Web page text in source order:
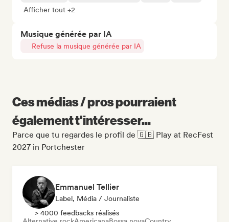
Afficher tout +2
Musique générée par IA
Refuse la musique générée par IA
Ces médias / pros pourraient
également t'intéresser...
Parce que tu regardes le profil de 🇬🇧 Play at RecFest
2027 in Portchester
Emmanuel Tellier
Label, Média / Journaliste
> 4000 feedbacks réalisés